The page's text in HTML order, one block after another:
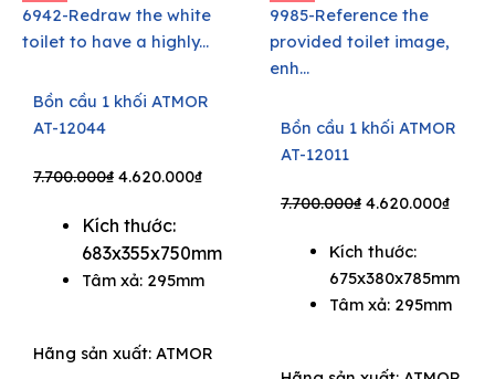
Bồn cầu 1 khối ATMOR
AT-12044
7.700.000₫ Original
was:
7.700.000₫.
4.620.000₫Current
4.620.000₫.
Kích thước:
683x355x750mm
Tâm xả: 295mm
Hãng sản xuất: ATMOR
Bồn cầu 1 khối ATMOR
AT-12011
7.700.000₫ Original
was:
7.700.000₫.
4.620.000₫
Kích thước:
675x380x785mm
Tâm xả: 295mm